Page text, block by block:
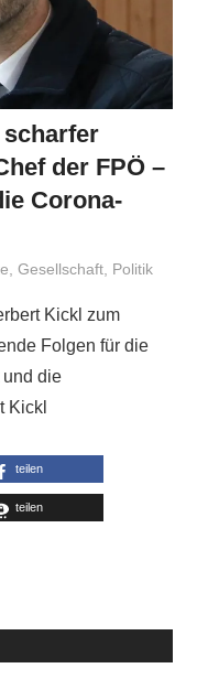
scharfer
der FPÖ –
Corona-
,Gesellschaft, Politik
Kickl zum
Folgen für die
die
Kickl
teilen
teilen